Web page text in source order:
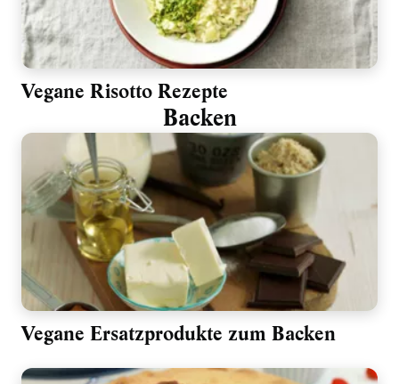
Vegane Risotto Rezepte
Backen
Vegane Ersatzprodukte zum Backen